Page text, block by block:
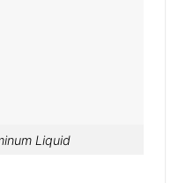
Liquid